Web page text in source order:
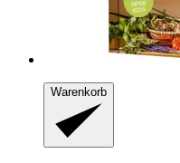
Warenkorb